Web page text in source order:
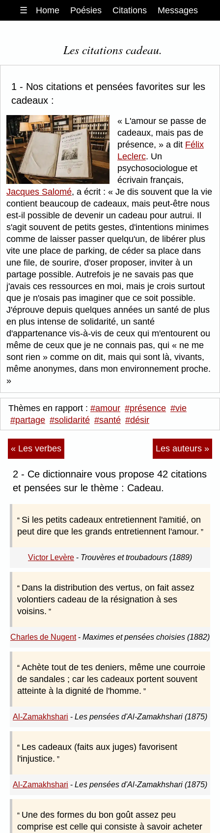
☰ Home Poésies Citations Messages
Les citations cadeau.
1 - Nos citations et pensées favorites sur les
cadeaux :
L'amour se passe de
cadeaux, mais pas de
présence,
a dit Félix
Leclerc. Un
psychosociologue et
écrivain français,
Jacques Salomé, a écrit :
Je dis souvent que la vie
contient beaucoup de cadeaux, mais peut-être nous
est-il possible de devenir un cadeau pour autrui. Il
s'agit souvent de petits gestes, d'intentions minimes
comme de laisser passer quelqu'un, de libérer plus
vite une place de parking, de céder sa place dans
une file, de sourire, d'oser proposer, inviter à un
partage possible. Autrefois je ne savais pas que
j'avais ces ressources en moi, mais je crois surtout
que je n'osais pas imaginer que ce soit possible.
J'éprouve depuis quelques années un santé de plus
en plus intense de solidarité, un santé
d'appartenance vis-à-vis de ceux qui m'entourent ou
même de ceux que je ne connais pas, qui « ne me
sont rien » comme on dit, mais qui sont là, vivants,
même anonymes, dans mon environnement proche.
Thèmes en rapport : #amour #présence #vie
#partage #solidarité #santé #désir
« Les verbes Les auteurs »
2 - Ce dictionnaire vous propose 42 citations
et pensées sur le thème : Cadeau.
Si les petits cadeaux entretiennent l'amitié, on
peut dire que les grands entretiennent l'amour.
Victor Levère - Trouvères et troubadours (1889)
Dans la distribution des vertus, on fait assez
volontiers cadeau de la résignation à ses
voisins.
Charles de Nugent- Maximes et pensées choisies (1882)
Achète tout de tes deniers, même une courroie
de sandales ; car les cadeaux portent souvent
atteinte à la dignité de l'homme.
Al-Zamakhshari - Les pensées d'Al-Zamakhshari (1875)
Les cadeaux (faits aux juges) favorisent
l'injustice.
Al-Zamakhshari - Les pensées d'Al-Zamakhshari (1875)
Une des formes du bon goût assez peu
comprise est celle qui consiste à savoir acheter